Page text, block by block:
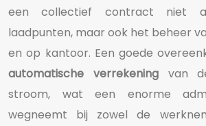
een collectief contract niet
laadpunten, maar ook het beheer
en op kantoor. Een goede
automatische verrekeningvan
stroom, wat een enorme
wegneemt bij zowel de